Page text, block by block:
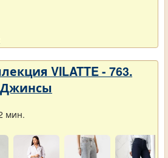
VILATTE - 763.
мин.